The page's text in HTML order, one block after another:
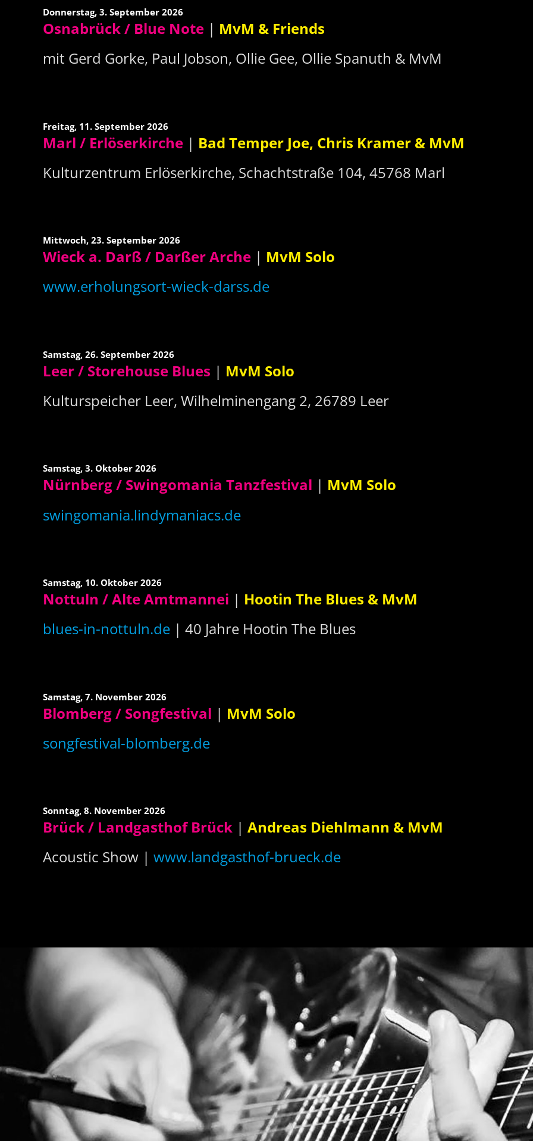
Donnerstag, 3. September 2026
Osnabrück / Blue Note | MvM & Friends
mit Gerd Gorke, Paul Jobson, Ollie Gee, Ollie Spanuth & MvM
Freitag, 11. September 2026
Marl / Erlöserkirche | Bad Temper Joe, Chris Kramer & MvM
Kulturzentrum Erlöserkirche, Schachtstraße 104, 45768 Marl
Mittwoch, 23. September 2026
Wieck a. Darß / Darßer Arche | MvM Solo
www.erholungsort-wieck-darss.de
Samstag, 26. September 2026
Leer / Storehouse Blues | MvM Solo
Kulturspeicher Leer, Wilhelminengang 2, 26789 Leer
Samstag, 3. Oktober 2026
Nürnberg / Swingomania Tanzfestival | MvM Solo
swingomania.lindymaniacs.de
Samstag, 10. Oktober 2026
Nottuln / Alte Amtmannei | Hootin The Blues & MvM
blues-in-nottuln.de | 40 Jahre Hootin The Blues
Samstag, 7. November 2026
Blomberg / Songfestival | MvM Solo
songfestival-blomberg.de
Sonntag, 8. November 2026
Brück / Landgasthof Brück | Andreas Diehlmann & MvM
Acoustic Show | www.landgasthof-brueck.de